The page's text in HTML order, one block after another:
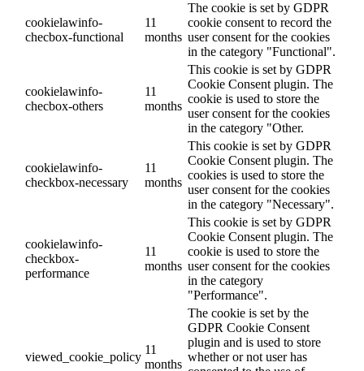
cookielawinfo-
checbox-functional
11
months
The cookie is set by GDPR
cookie consent to record the
user consent for the cookies
in the category "Functional".
cookielawinfo-
checbox-others
11
months
This cookie is set by GDPR
Cookie Consent plugin. The
cookie is used to store the
user consent for the cookies
in the category "Other.
cookielawinfo-
checkbox-necessary
11
months
This cookie is set by GDPR
Cookie Consent plugin. The
cookies is used to store the
user consent for the cookies
in the category "Necessary".
cookielawinfo-
checkbox-
performance
11
months
This cookie is set by GDPR
Cookie Consent plugin. The
cookie is used to store the
user consent for the cookies
in the category
"Performance".
viewed_cookie_policy
11
months
The cookie is set by the
GDPR Cookie Consent
plugin and is used to store
whether or not user has